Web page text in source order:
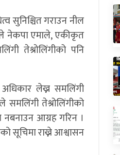
सुनिश्चित गराउन नील
नेकपा एमाले, एकीकृत
तेश्रोलिंगीको पनि
लेख्न समलिंगी
समलिंगी तेश्रोलिंगीको
नबनाउन आग्रह गरिन ।
सूचिमा राख्ने आश्वासन